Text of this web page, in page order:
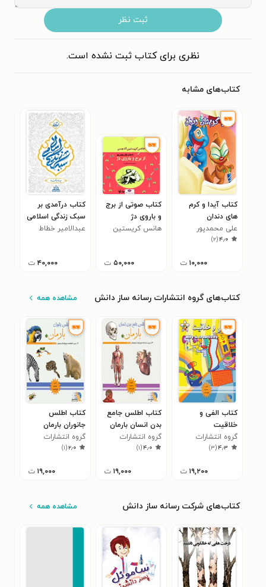
ثبت نظر
نظری برای کتاب ثبت نشده است.
کتاب‌های مشابه
کتاب آیدا و کرم
های دندان
علی محمدپور
۴٫۰(۲)
۱۰,۰۰۰ ت
کتاب صوتی از برج
و باروی دژ
هانس کریستین
۵۰,۰۰۰ ت
کتاب درآمدی بر
سبک زندگی اسلامی
عبدالامیر خطاط
۴۰,۰۰۰ ت
کتاب‌های گروه انتشارات رسانه ساز دانش مشاهده همه
کتاب الفی و
خلاقیت
گروه انتشارات
رسانه ساز دانش
۴٫۳(۳)
۱۹,۲۰۰ ت
کتاب اطلس جامع
بدن انسان بارمان
گروه انتشارات
رسانه ساز دانش
۴٫۰(۱)
۱۹,۰۰۰ ت
کتاب اطلس
جانوران بارمان
گروه انتشارات
رسانه ساز دانش
۲٫۰(۱)
۱۹,۰۰۰ ت
کتاب‌های شرکت رسانه ساز دانش مشاهده همه